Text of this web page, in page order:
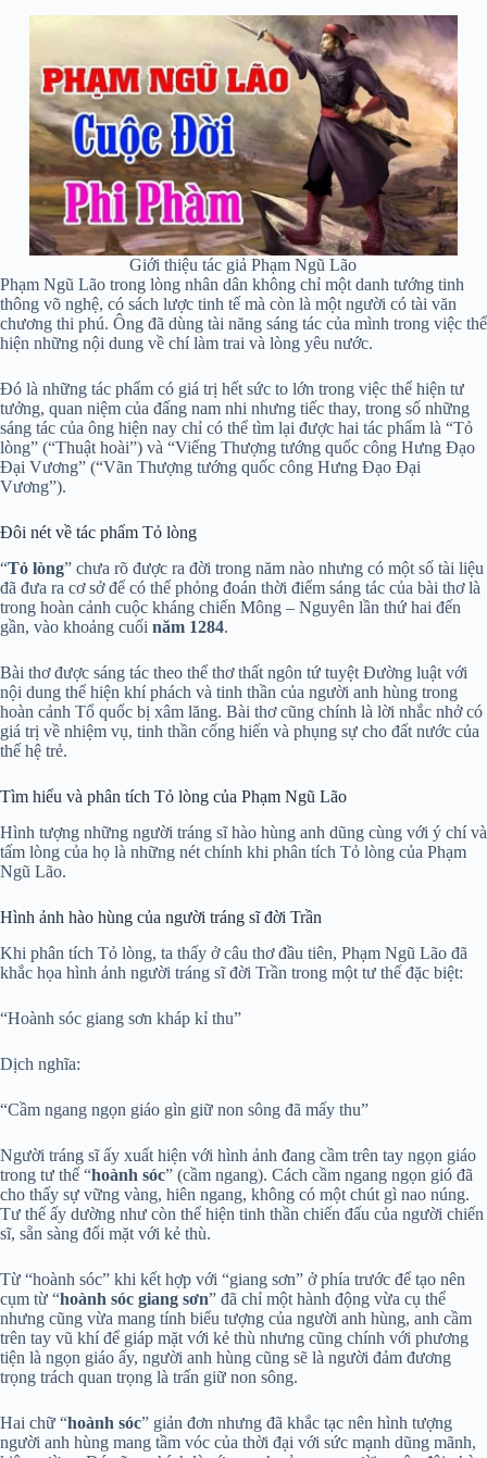
Giới thiệu tác giả Phạm Ngũ Lão
Phạm Ngũ Lão trong lòng nhân dân không chỉ một danh tướng tinh
thông võ nghệ, có sách lược tinh tế mà còn là một người có tài văn
chương thi phú. Ông đã dùng tài năng sáng tác của mình trong việc thể
hiện những nội dung về chí làm trai và lòng yêu nước.
Đó là những tác phẩm có giá trị hết sức to lớn trong việc thể hiện tư
tưởng, quan niệm của đấng nam nhi nhưng tiếc thay, trong số những
sáng tác của ông hiện nay chỉ có thể tìm lại được hai tác phẩm là “Tỏ
lòng” (“Thuật hoài”) và “Viếng Thượng tướng quốc công Hưng Đạo
Đại Vương” (“Vãn Thượng tướng quốc công Hưng Đạo Đại
Vương”).
Đôi nét về tác phẩm Tỏ lòng
“Tỏ lòng” chưa rõ được ra đời trong năm nào nhưng có một số tài liệu
đã đưa ra cơ sở để có thể phỏng đoán thời điểm sáng tác của bài thơ là
trong hoàn cảnh cuộc kháng chiến Mông – Nguyên lần thứ hai đến
gần, vào khoảng cuối năm 1284.
Bài thơ được sáng tác theo thể thơ thất ngôn tứ tuyệt Đường luật với
nội dung thể hiện khí phách và tinh thần của người anh hùng trong
hoàn cảnh Tổ quốc bị xâm lăng. Bài thơ cũng chính là lời nhắc nhở có
giá trị về nhiệm vụ, tinh thần cống hiến và phụng sự cho đất nước của
thế hệ trẻ.
Tìm hiểu và phân tích Tỏ lòng của Phạm Ngũ Lão
Hình tượng những người tráng sĩ hào hùng anh dũng cùng với ý chí và
tấm lòng của họ là những nét chính khi phân tích Tỏ lòng của Phạm
Ngũ Lão.
Hình ảnh hào hùng của người tráng sĩ đời Trần
Khi phân tích Tỏ lòng, ta thấy ở câu thơ đầu tiên, Phạm Ngũ Lão đã
khắc họa hình ảnh người tráng sĩ đời Trần trong một tư thế đặc biệt:
“Hoành sóc giang sơn kháp kỉ thu”
Dịch nghĩa:
“Cầm ngang ngọn giáo gìn giữ non sông đã mấy thu”
Người tráng sĩ ấy xuất hiện với hình ảnh đang cầm trên tay ngọn giáo
trong tư thế “hoành sóc” (cầm ngang). Cách cầm ngang ngọn gió đã
cho thấy sự vững vàng, hiên ngang, không có một chút gì nao núng.
Tư thế ấy dường như còn thể hiện tinh thần chiến đấu của người chiến
sĩ, sẵn sàng đối mặt với kẻ thù.
Từ “hoành sóc” khi kết hợp với “giang sơn” ở phía trước để tạo nên
cụm từ “hoành sóc giang sơn” đã chỉ một hành động vừa cụ thể
nhưng cũng vừa mang tính biểu tượng của người anh hùng, anh cầm
trên tay vũ khí để giáp mặt với kẻ thù nhưng cũng chính với phương
tiện là ngọn giáo ấy, người anh hùng cũng sẽ là người đảm đương
trọng trách quan trọng là trấn giữ non sông.
Hai chữ “hoành sóc” giản đơn nhưng đã khắc tạc nên hình tượng
người anh hùng mang tầm vóc của thời đại với sức mạnh dũng mãnh,